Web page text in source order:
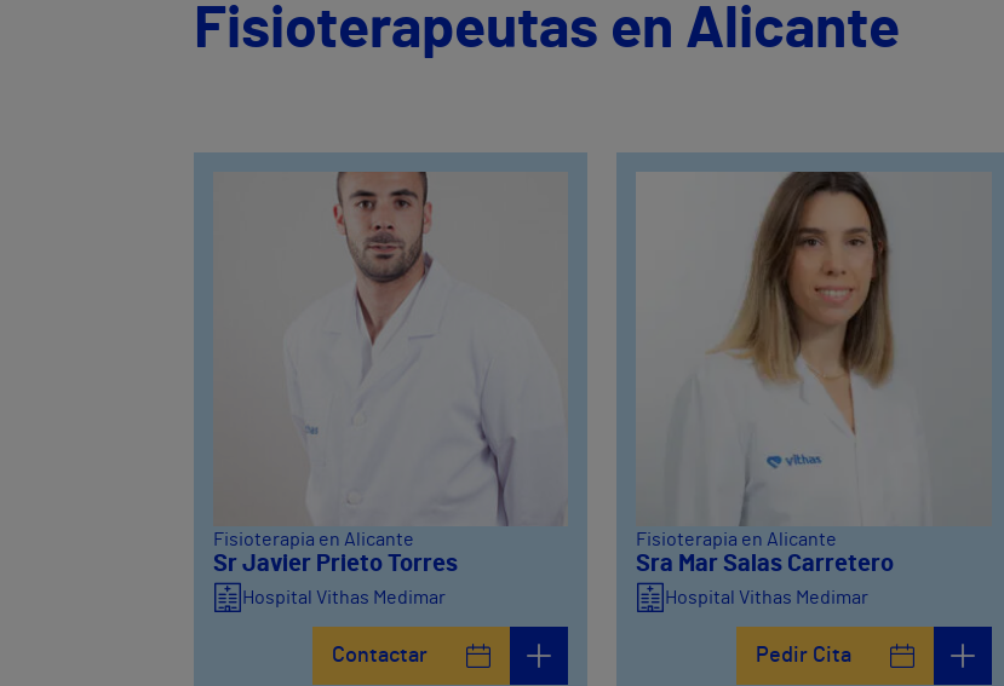
Fisioterapeutas en Alicante
Fisioterapia en Alicante
Sr Javier Prieto Torres
Hospital Vithas Medimar
Contactar
Fisioterapia en Alicante
Sra Mar Salas Carretero
Hospital Vithas Medimar
Pedir Cita